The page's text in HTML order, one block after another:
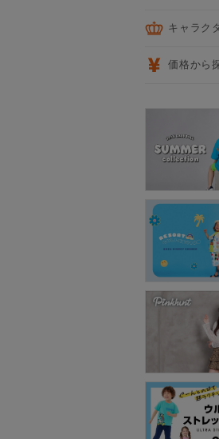
キャラク
価格から